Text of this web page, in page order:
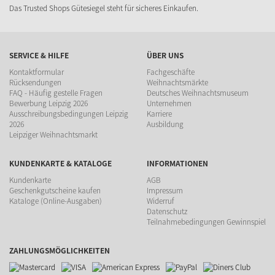
Das Trusted Shops Gütesiegel steht für sicheres Einkaufen.
SERVICE & HILFE
Kontaktformular
Rücksendungen
FAQ - Häufig gestelle Fragen
Bewerbung Leipzig 2026
Ausschreibungsbedingungen Leipzig
2026
Leipziger Weihnachtsmarkt
ÜBER UNS
Fachgeschäfte
Weihnachtsmärkte
Deutsches Weihnachtsmuseum
Unternehmen
Karriere
Ausbildung
KUNDENKARTE & KATALOGE
Kundenkarte
Geschenkgutscheine kaufen
Kataloge (Online-Ausgaben)
INFORMATIONEN
AGB
Impressum
Widerruf
Datenschutz
Teilnahmebedingungen Gewinnspiel
ZAHLUNGSMÖGLICHKEITEN